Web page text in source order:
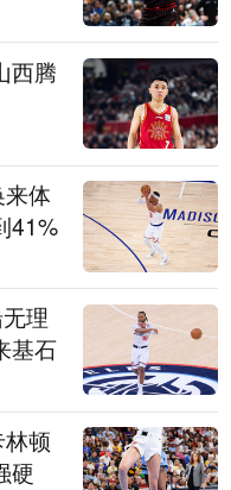
西腾
体
41%
理
基石
顿
硬